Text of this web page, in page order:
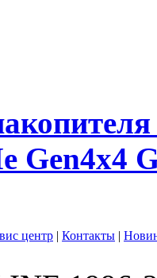
Gen4х4
центр | Контакты |